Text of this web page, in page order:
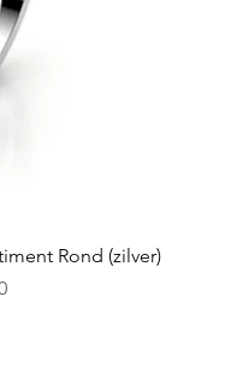
Rond (zilver)